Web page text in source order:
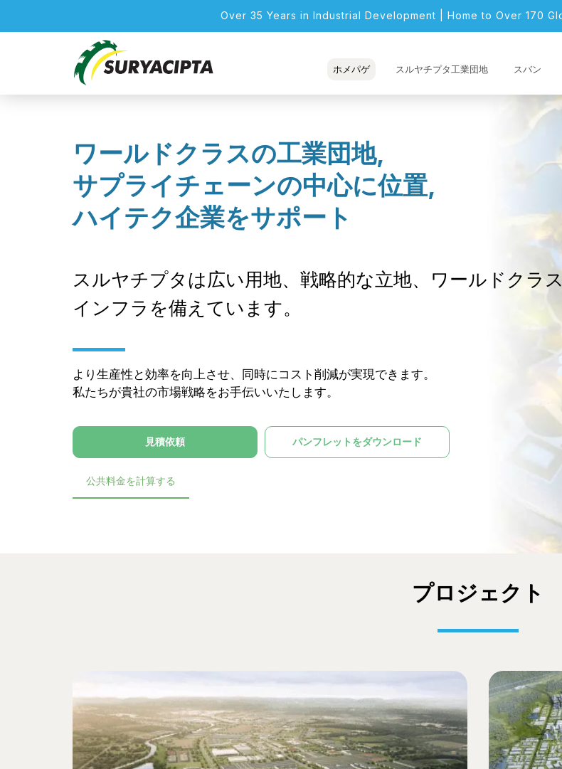
Over 35 Years in Industrial Development | Home to Over 170
ホメパゲ スルヤチプタ工業団地 スバン
ワールドクラスの工業団地,
サプライチェーンの中心に位置,
ハイテク企業をサポート
スルヤチプタは広い用地、戦略的な立地、ワールドクラ
インフラを備えています。
より生産性と効率を向上させ、同時にコスト削減が実現できます。
私たちが貴社の市場戦略をお手伝いいたします。
見積依頼 パンフレットをダウンロード
公共料金を計算する
プロジェクト